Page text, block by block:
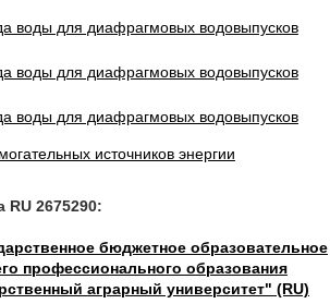
источников энергии
RU 2675290:
бюджетное образовательное
профессионального образования
аграрный университет" (RU)